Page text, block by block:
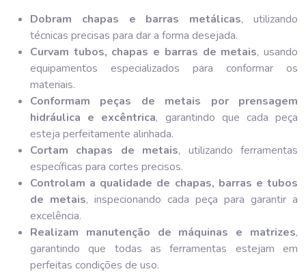
Dobram chapas e barras metálicas, utilizando
técnicas precisas para dar a forma desejada.
Curvam tubos, chapas e barras de metais, usando
equipamentos especializados para conformar os
materiais.
Conformam peças de metais por prensagem
hidráulica e excêntrica, garantindo que cada peça
esteja perfeitamente alinhada.
Cortam chapas de metais, utilizando ferramentas
específicas para cortes precisos.
Controlam a qualidade de chapas, barras e tubos
de metais, inspecionando cada peça para garantir a
excelência.
Realizam manutenção de máquinas e matrizes,
garantindo que todas as ferramentas estejam em
perfeitas condições de uso.